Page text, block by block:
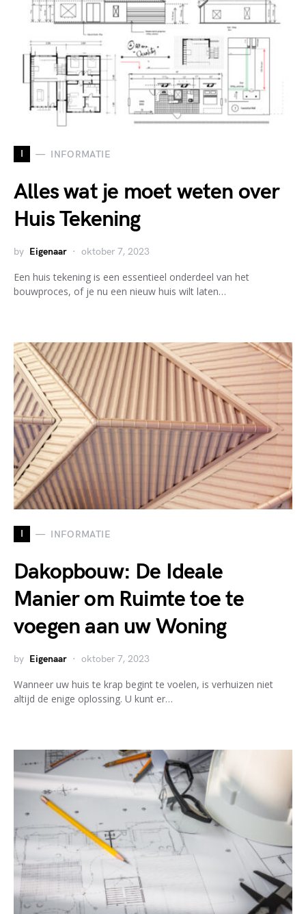
I INFORMATIE
Alles wat je moet weten over
Huis Tekening
by Eigenaar oktober 7, 2023
Een huis tekening is een essentieel onderdeel van het
bouwproces, of je nu een nieuw huis wilt laten…
I INFORMATIE
Dakopbouw: De Ideale
Manier om Ruimte toe te
voegen aan uw Woning
by Eigenaar oktober 7, 2023
Wanneer uw huis te krap begint te voelen, is verhuizen niet
altijd de enige oplossing. U kunt er…